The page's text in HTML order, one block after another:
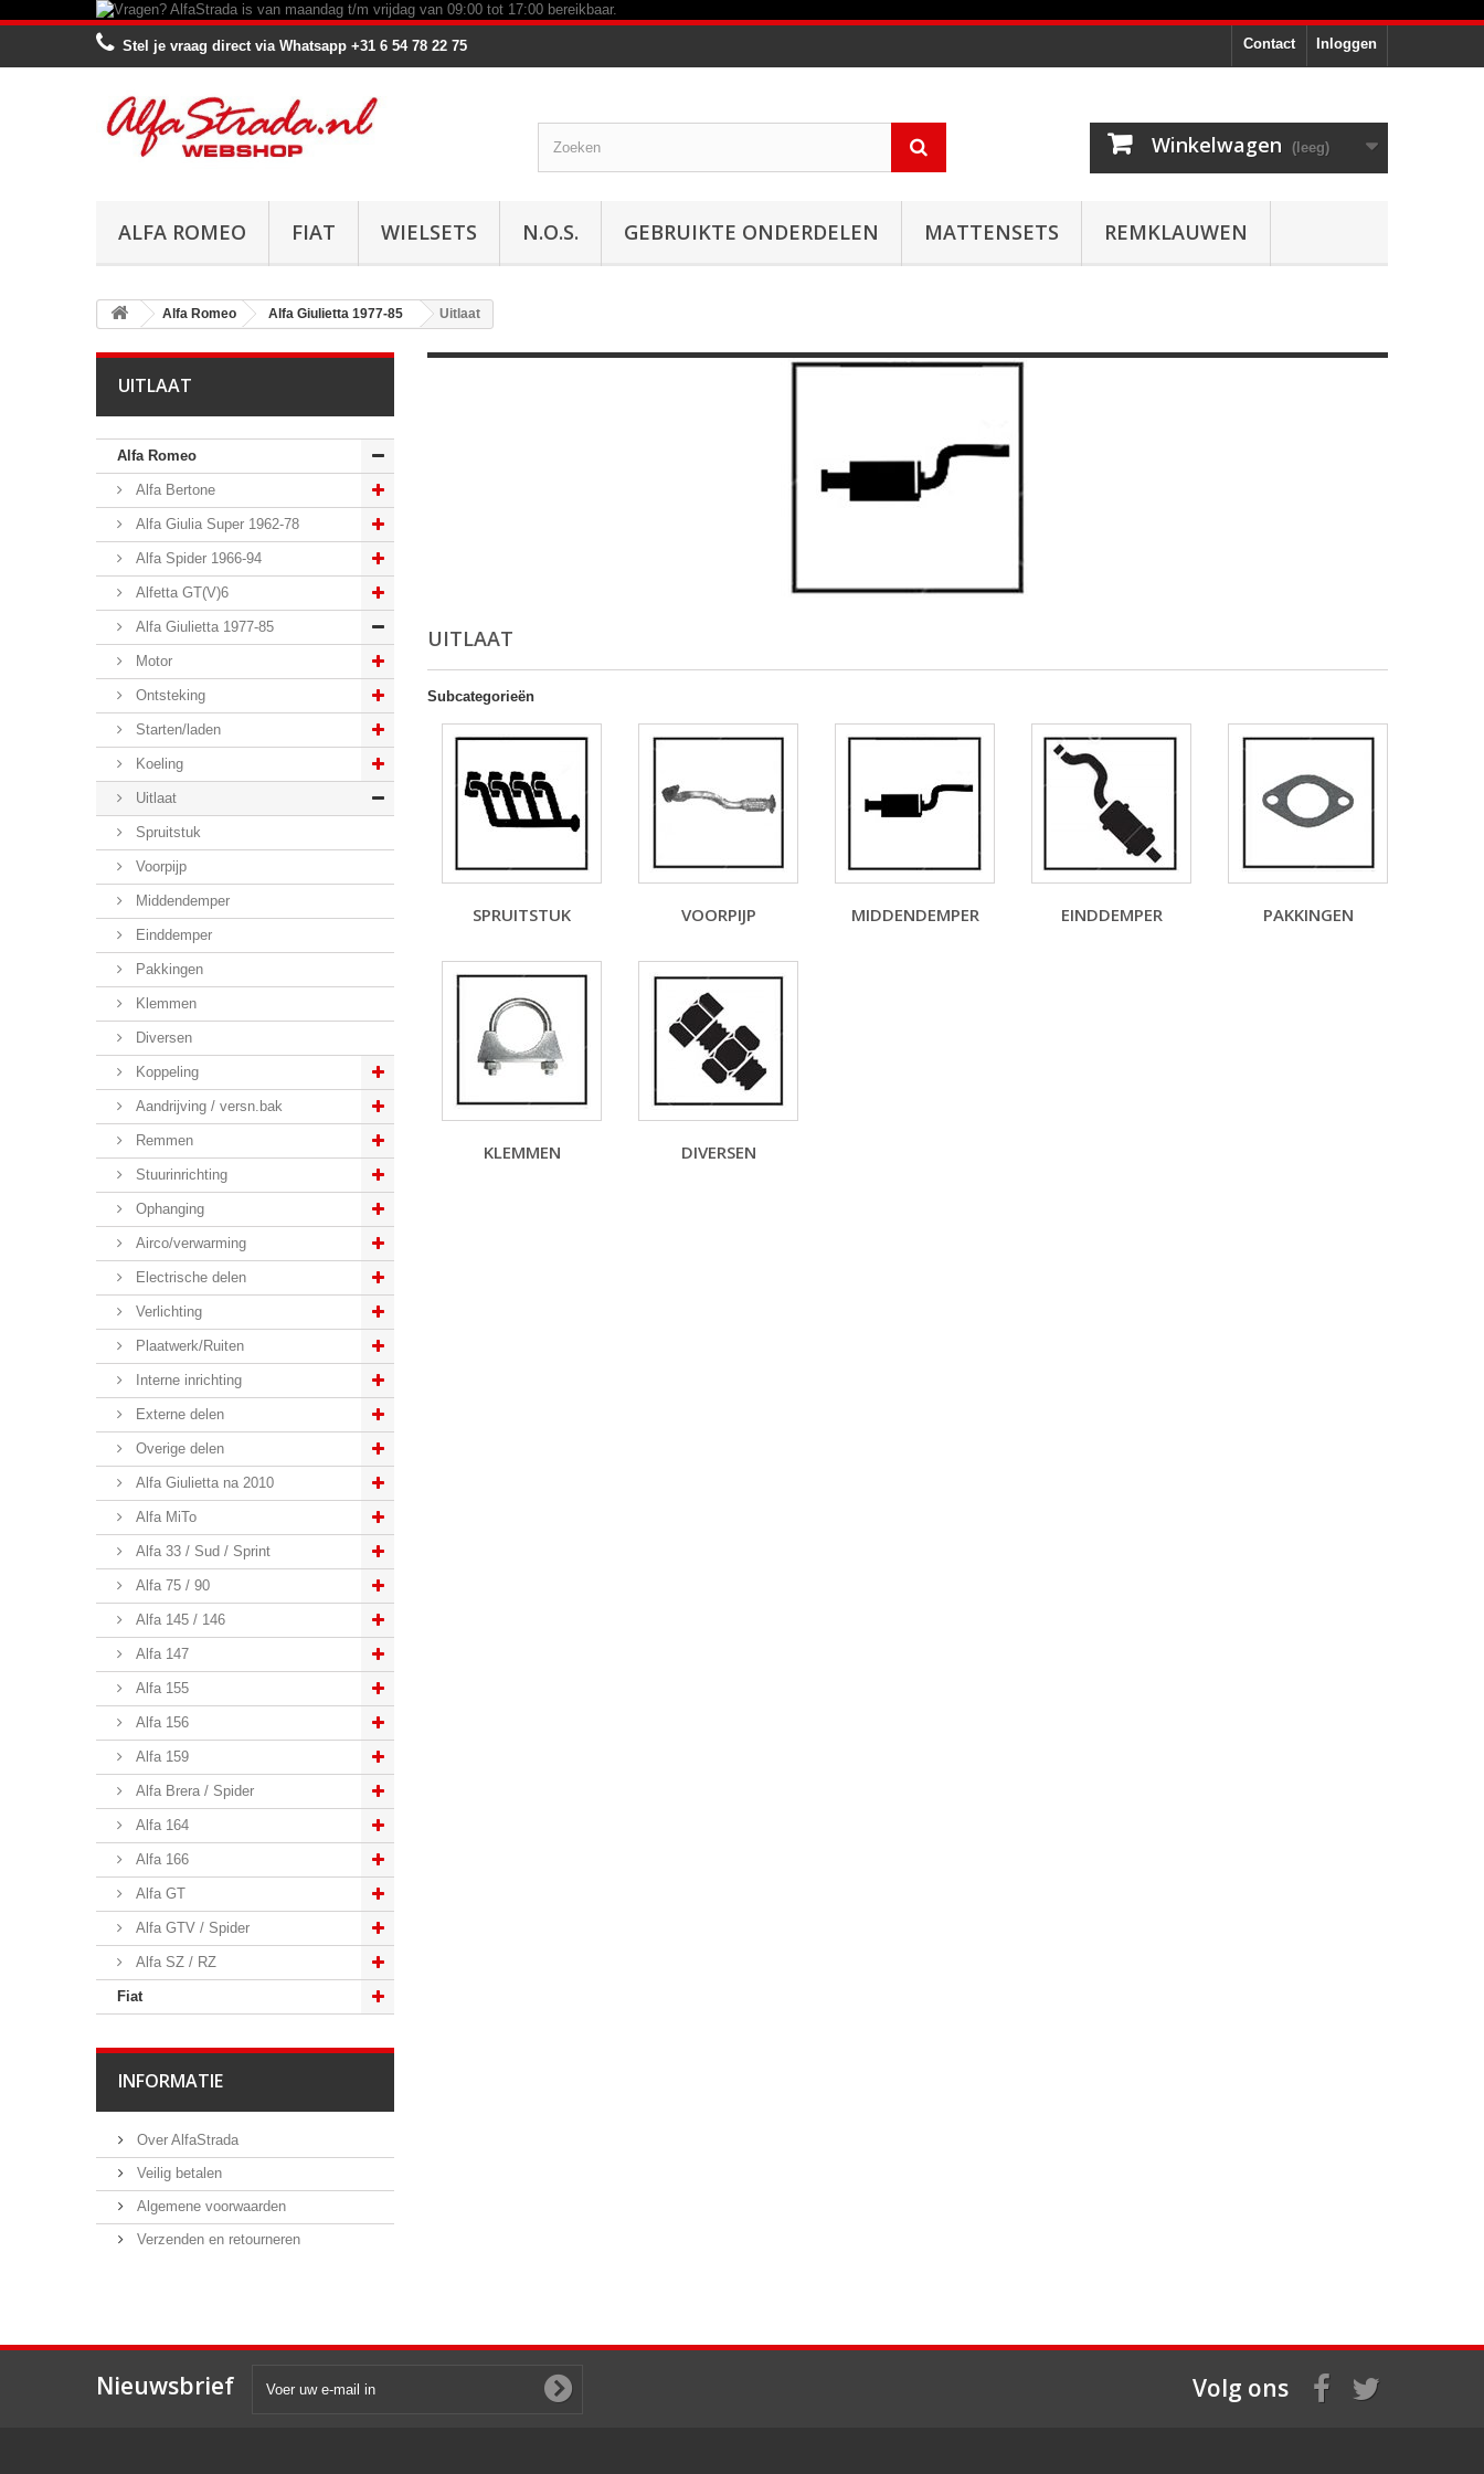
Inloggen
Contact
Stel je vraag direct via Whatsapp +31 6 54 78 22 75
Winkelwagen (leeg)
ALFA ROMEO FIAT WIELSETS N.O.S. GEBRUIKTE ONDERDELEN MATTENSETS REMKLAUWEN
Alfa Romeo Alfa Giulietta 1977-85 Uitlaat
UITLAAT
Alfa Romeo
Alfa Bertone
Alfa Giulia Super 1962-78
Alfa Spider 1966-94
Alfetta GT(V)6
Alfa Giulietta 1977-85
Motor
Ontsteking
Starten/laden
Koeling
Uitlaat
Spruitstuk
Voorpijp
Middendemper
Einddemper
Pakkingen
Klemmen
Diversen
Koppeling
Aandrijving / versn.bak
Remmen
Stuurinrichting
Ophanging
Airco/verwarming
Electrische delen
Verlichting
Plaatwerk/Ruiten
Interne inrichting
Externe delen
Overige delen
Alfa Giulietta na 2010
Alfa MiTo
Alfa 33 / Sud / Sprint
Alfa 75 / 90
Alfa 145 / 146
Alfa 147
Alfa 155
Alfa 156
Alfa 159
Alfa Brera / Spider
Alfa 164
Alfa 166
Alfa GT
Alfa GTV / Spider
Alfa SZ / RZ
Fiat
INFORMATIE
Over AlfaStrada
Veilig betalen
Algemene voorwaarden
Verzenden en retourneren
UITLAAT
Subcategorieën
SPRUITSTUK VOORPIJP MIDDENDEMPER EINDDEMPER PAKKINGEN
KLEMMEN DIVERSEN
Nieuwsbrief Volg ons